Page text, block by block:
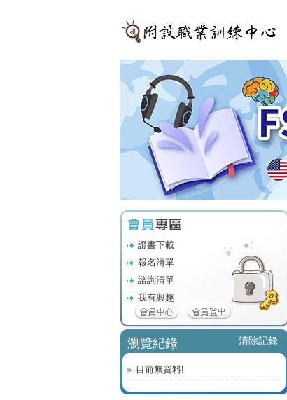
證書下載
報名清單
諮詢清單
我有興趣
瀏覽紀錄 清除記錄
目前無資料!